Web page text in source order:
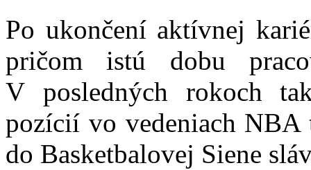
Po ukončení aktívnej
pričom istú dobu
V posledných rokoch
pozícií vo vedeniach
do Basketbalovej Siene